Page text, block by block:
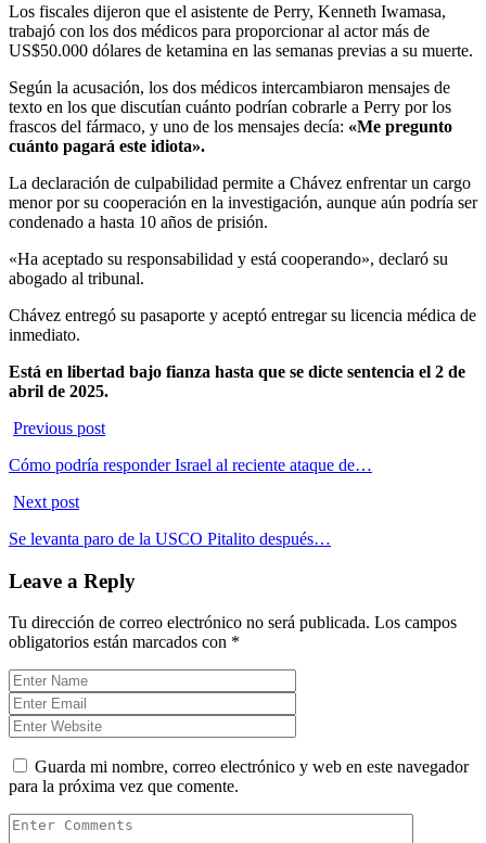
Los fiscales dijeron que el asistente de Perry, Kenneth Iwamasa,
trabajó con los dos médicos para proporcionar al actor más de
US$50.000 dólares de ketamina en las semanas previas a su muerte.
Según la acusación, los dos médicos intercambiaron mensajes de
texto en los que discutían cuánto podrían cobrarle a Perry por los
frascos del fármaco, y uno de los mensajes decía: «Me pregunto
cuánto pagará este idiota».
La declaración de culpabilidad permite a Chávez enfrentar un cargo
menor por su cooperación en la investigación, aunque aún podría ser
condenado a hasta 10 años de prisión.
«Ha aceptado su responsabilidad y está cooperando», declaró su
abogado al tribunal.
Chávez entregó su pasaporte y aceptó entregar su licencia médica de
inmediato.
Está en libertad bajo fianza hasta que se dicte sentencia el 2 de
abril de 2025.
Previous post
Cómo podría responder Israel al reciente ataque de…
Next post
Se levanta paro de la USCO Pitalito después…
Leave a Reply
Tu dirección de correo electrónico no será publicada. Los campos
obligatorios están marcados con *
Guarda mi nombre, correo electrónico y web en este navegador
para la próxima vez que comente.